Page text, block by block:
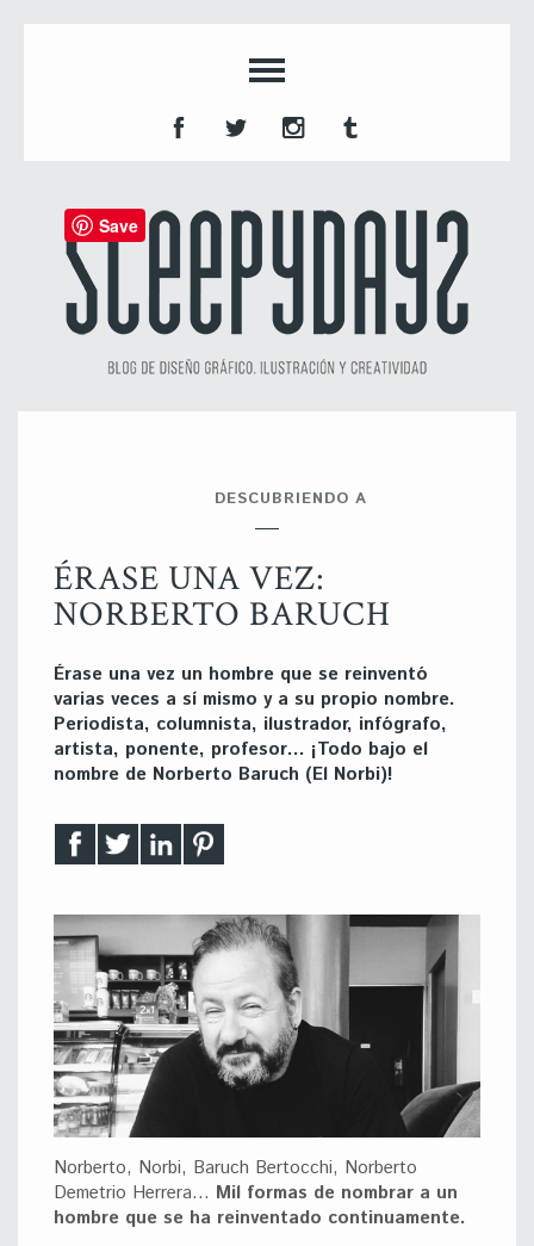
DESCUBRIENDO A
ÉRASE UNA VEZ:
NORBERTO BARUCH
Érase una vez un hombre que se reinventó
varias veces a sí mismo y a su propio nombre.
Periodista, columnista, ilustrador, infógrafo,
artista, ponente, profesor… ¡Todo bajo el
nombre de Norberto Baruch (El Norbi)!
Norberto, Norbi, Baruch Bertocchi, Norberto
Demetrio Herrera… Mil formas de nombrar a un
hombre que se ha reinventado continuamente.
Save